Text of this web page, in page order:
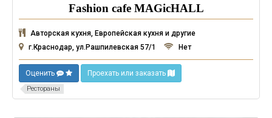
Fashion cafe MAGicHALL
Авторская кухня, Европейская кухня и другие
г.Краснодар, ул.Рашпилевская 57/1
Нет
Оценить Проехать или заказать
Рестораны